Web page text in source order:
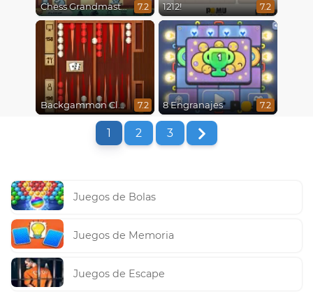
Chess Grandmaster 7.2 1212! 7.2
Backgammon Classic 7.2 8 Engranajes 7.2
1 2 3
Juegos de Bolas
Juegos de Memoria
Juegos de Escape